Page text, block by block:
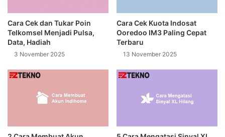
Cara Cek dan Tukar Poin
Telkomsel Menjadi Pulsa,
Data, Hadiah
3 November 2025
Cara Cek Kuota Indosat
Ooredoo IM3 Paling Cepat
Terbaru
13 November 2025